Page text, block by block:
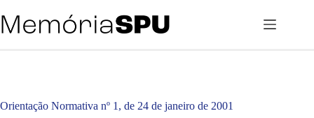
para
o
Orientação Normativa nº 1, de 24 de janeiro de 2001